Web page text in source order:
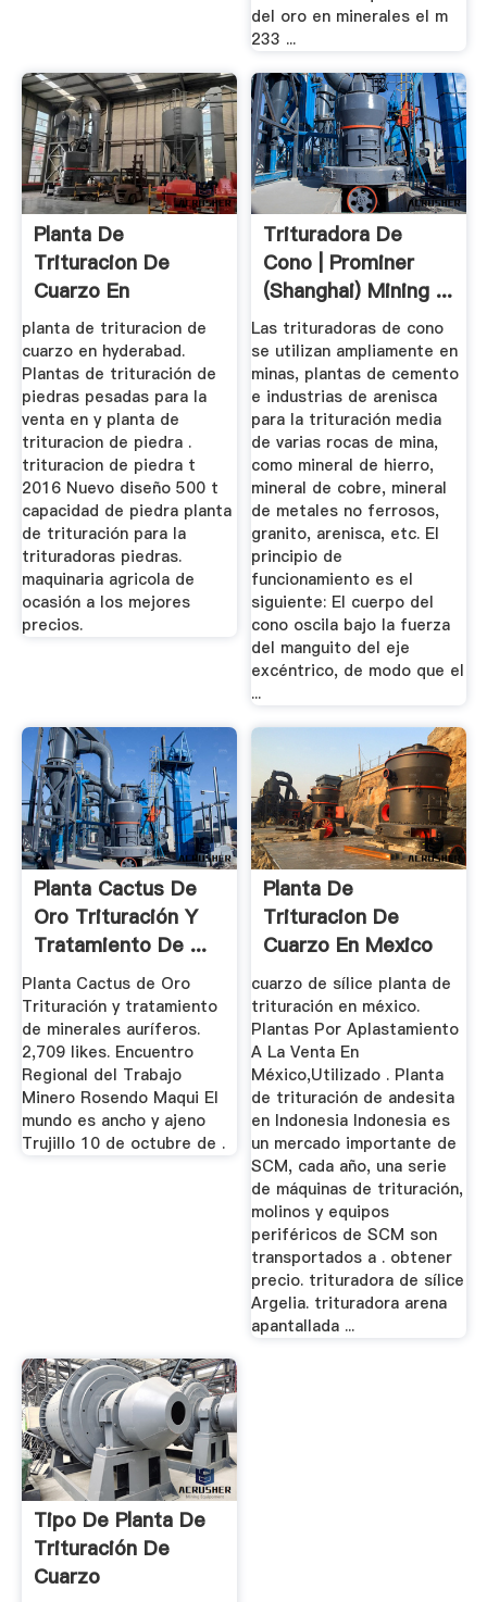
del oro en minerales el m
233 ...
Planta De
Trituracion De
Cuarzo En
Hyderabad
planta de trituracion de
cuarzo en hyderabad.
Plantas de trituración de
piedras pesadas para la
venta en y planta de
trituracion de piedra .
trituracion de piedra t
2016 Nuevo diseño 500 t
capacidad de piedra planta
de trituración para la
trituradoras piedras.
maquinaria agricola de
ocasión a los mejores
precios.
Trituradora De
Cono | Prominer
(Shanghai) Mining ...
Las trituradoras de cono
se utilizan ampliamente en
minas, plantas de cemento
e industrias de arenisca
para la trituración media
de varias rocas de mina,
como mineral de hierro,
mineral de cobre, mineral
de metales no ferrosos,
granito, arenisca, etc. El
principio de
funcionamiento es el
siguiente: El cuerpo del
cono oscila bajo la fuerza
del manguito del eje
excéntrico, de modo que el
...
Planta Cactus De
Oro Trituración Y
Tratamiento De ...
Planta Cactus de Oro
Trituración y tratamiento
de minerales auríferos.
2,709 likes. Encuentro
Regional del Trabajo
Minero Rosendo Maqui El
mundo es ancho y ajeno
Trujillo 10 de octubre de .
Planta De
Trituracion De
Cuarzo En Mexico
cuarzo de sílice planta de
trituración en méxico.
Plantas Por Aplastamiento
A La Venta En
México,Utilizado . Planta
de trituración de andesita
en Indonesia Indonesia es
un mercado importante de
SCM, cada año, una serie
de máquinas de trituración,
molinos y equipos
periféricos de SCM son
transportados a . obtener
precio. trituradora de sílice
Argelia. trituradora arena
apantallada ...
Tipo De Planta De
Trituración De
Cuarzo